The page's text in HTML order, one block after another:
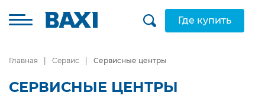
Где купить
Главная Сервис Сервисные центры
СЕРВИСНЫЕ ЦЕНТРЫ